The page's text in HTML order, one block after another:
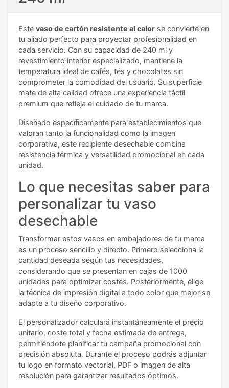
Este vaso de cartón resistente al calor se convierte en
tu aliado perfecto para proyectar profesionalidad en
cada servicio. Con su capacidad de 240 ml y
revestimiento interior especializado, mantiene la
temperatura ideal de cafés, tés y chocolates sin
comprometer la comodidad del usuario. Su superficie
mate de alta calidad ofrece una experiencia táctil
premium que refleja el cuidado de tu marca.
Diseñado específicamente para establecimientos que
valoran tanto la funcionalidad como la imagen
corporativa, este recipiente desechable combina
resistencia térmica y versatilidad promocional en cada
unidad.
Lo que necesitas saber para
personalizar tu vaso
desechable
Transformar estos vasos en embajadores de tu marca
es un proceso sencillo y directo. Primero selecciona la
cantidad deseada según tus necesidades,
considerando que se presentan en cajas de 1000
unidades para optimizar costes. Posteriormente, elige
la técnica de impresión digital a todo color que mejor se
adapte a tu diseño corporativo.
El personalizador calculará instantáneamente el precio
unitario, coste total y fecha estimada de entrega,
permitiéndote planificar tu campaña promocional con
precisión absoluta. Durante el proceso podrás adjuntar
tu logo en formato vectorial, PDF o imagen de alta
resolución para garantizar resultados óptimos.